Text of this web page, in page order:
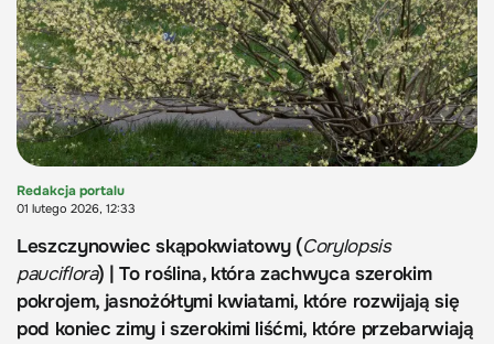
Redakcja portalu
01 lutego 2026, 12:33
Leszczynowiec skąpokwiatowy (Corylopsis
pauciflora) | To roślina, która zachwyca szerokim
pokrojem, jasnożółtymi kwiatami, które rozwijają się
pod koniec zimy i szerokimi liśćmi, które przebarwiają